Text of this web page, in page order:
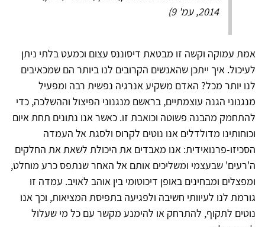
2014, עמ' 9)
אמת עמוקה וקשה זו מבטאת דיסוננס עצום וכמעט בלתי ניתן
לעיכול. איך ייתכן שהאנשים הקרובים לנו ביותר הם שמכאיבים
לנו יותר מכל? האדם משקיע אנרגיה נפשית רבה ומפעיל
מנגנוני הגנה עוצמתיים, בראשם מנגנוני הפיצול וההשלכה, כדי
להתחמק מהבנה פשוטה וכואבת זו. כאשר אנו נתונים תחת איום
וכוחותינו מדולדלים אנו נוטים לקרוס ולסגת אל העמדה
הסכיזו-פרנואידית: אנו מאבדים את היכולת לשאת את החלקים
ה'רעים' שבעצמי ומשליכים אותם אל האחר שנתפס כרע מוחלט,
ומפצלים ומבחינים באופן דיכוטומי בין אוהב לאויב. עמדה זו
גורמת לנו לעיוותי חשיבה ולפגיעה בתפיסת המציאות, וכך אנו
נוטים לתקוף, להתרחק או להימנע מקשר עם כל מי שעלול